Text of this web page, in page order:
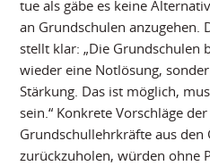
tue als gäbe es keine
an Grundschulen anzugehen.
stellt klar: „Die Grundschulen
wieder eine Notlösung,
Stärkung. Das ist möglich,
sein.“ Konkrete Vorschläge
Grundschullehrkräfte aus den
zurückzuholen, würden ohne